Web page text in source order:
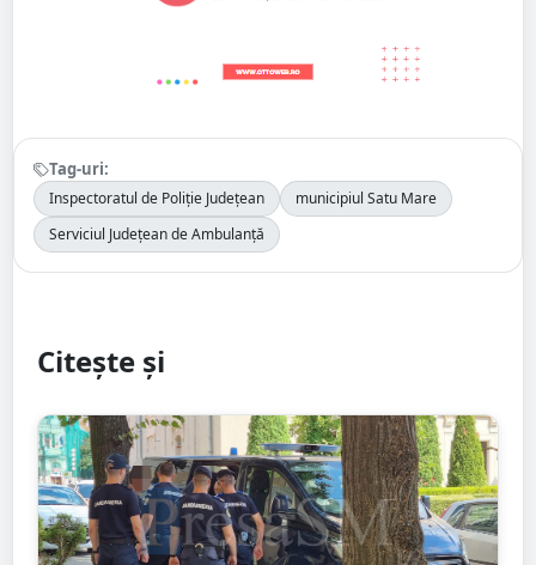
Tag-uri:
Inspectoratul de Poliție Județean
municipiul Satu Mare
Serviciul Județean de Ambulanță
Citește și